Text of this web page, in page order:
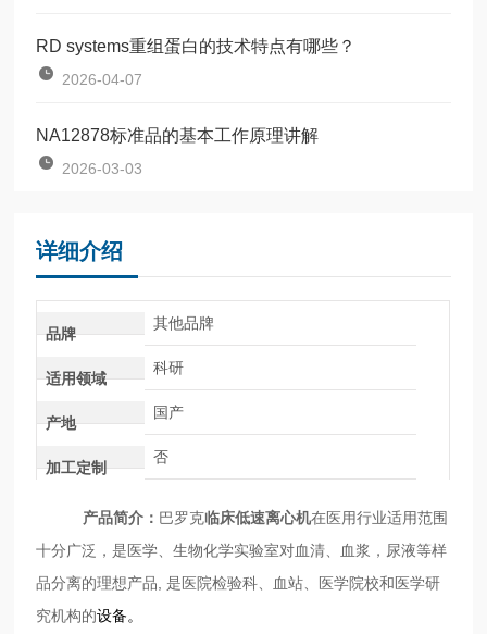
RD systems重组蛋白的技术特点有哪些？
2026-04-07
NA12878标准品的基本工作原理讲解
2026-03-03
详细介绍
品牌
其他品牌
适用领域
科研
产地
国产
加工定制
否
产品简介： 巴罗克临床低速离心机在医用行业适用范围
十分广泛，是医学、生物化学实验室对血清、血浆，尿液等样
品分离的理想产品, 是医院检验科、血站、医学院校和医学研
究机构的设备。